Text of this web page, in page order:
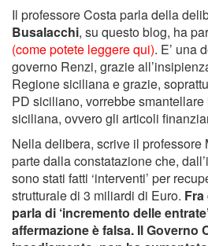
Il professore Costa parla della
Busalacchi, su questo blog, ha
(come potete leggere qui). E’ una
governo Renzi, grazie
Regione siciliana e grazie,
PD siciliano, vorrebbe smantellare
siciliana, ovvero gli articoli
Nella delibera, scrive il professore
parte dalla constatazione che,
sono stati fatti ‘interventi’ per
strutturale di 3 miliardi di Euro.
parla di ‘incremento delle
affermazione è falsa. Il Governo